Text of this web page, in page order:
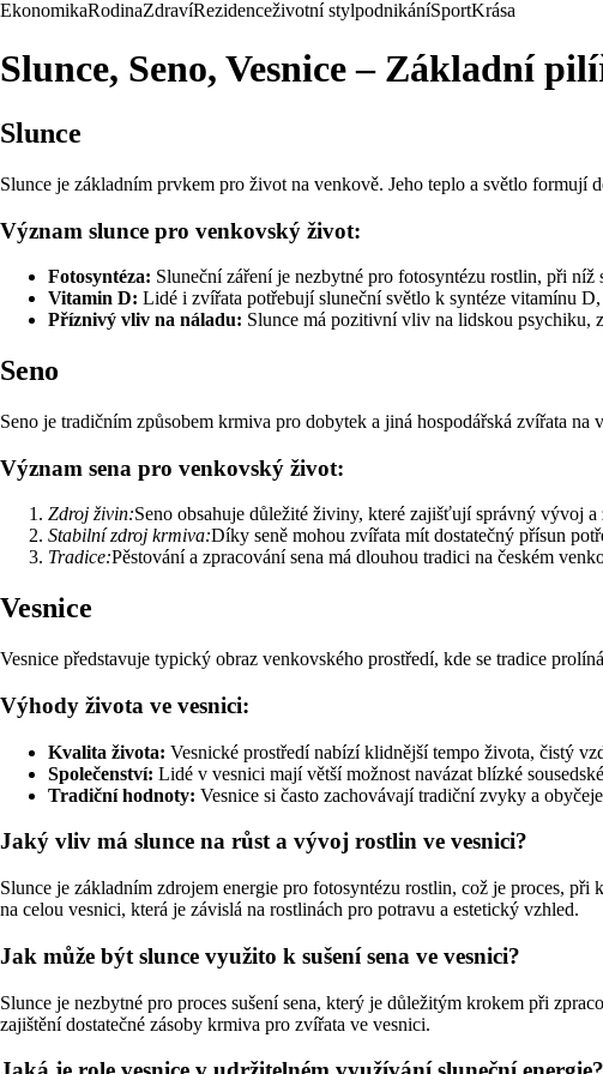
EkonomikaRodinaZdravíRezidenceživotní stylpodnikáníSportKrása
Slunce, Seno, Vesnice – Základní
Slunce
Slunce je základním prvkem pro život na venkově. Jeho teplo a světlo
Význam slunce pro venkovský život:
Fotosyntéza: Sluneční záření je nezbytné pro fotosyntézu rostlin, při
Vitamin D: Lidé i zvířata potřebují sluneční světlo k syntéze vitamínu
Příznivý vliv na náladu: Slunce má pozitivní vliv na lidskou psychiku,
Seno
Seno je tradičním způsobem krmiva pro dobytek a jiná hospodářská zvířata
Význam sena pro venkovský život:
Zdroj živin:Seno obsahuje důležité živiny, které zajišťují správný vývoj a
Stabilní zdroj krmiva:Díky seně mohou zvířata mít dostatečný přísun
Tradice:Pěstování a zpracování sena má dlouhou tradici na českém
Vesnice
Vesnice představuje typický obraz venkovského prostředí, kde se tradice
Výhody života ve vesnici:
Kvalita života: Vesnické prostředí nabízí klidnější tempo života, čistý
Společenství: Lidé v vesnici mají větší možnost navázat blízké
Tradiční hodnoty: Vesnice si často zachovávají tradiční zvyky a
Jaký vliv má slunce na růst a vývoj rostlin ve vesnici?
Slunce je základním zdrojem energie pro fotosyntézu rostlin, což je proces,
na celou vesnici, která je závislá na rostlinách pro potravu a estetický vzhled.
Jak může být slunce využito k sušení sena ve vesnici?
Slunce je nezbytné pro proces sušení sena, který je důležitým krokem při
zajištění dostatečné zásoby krmiva pro zvířata ve vesnici.